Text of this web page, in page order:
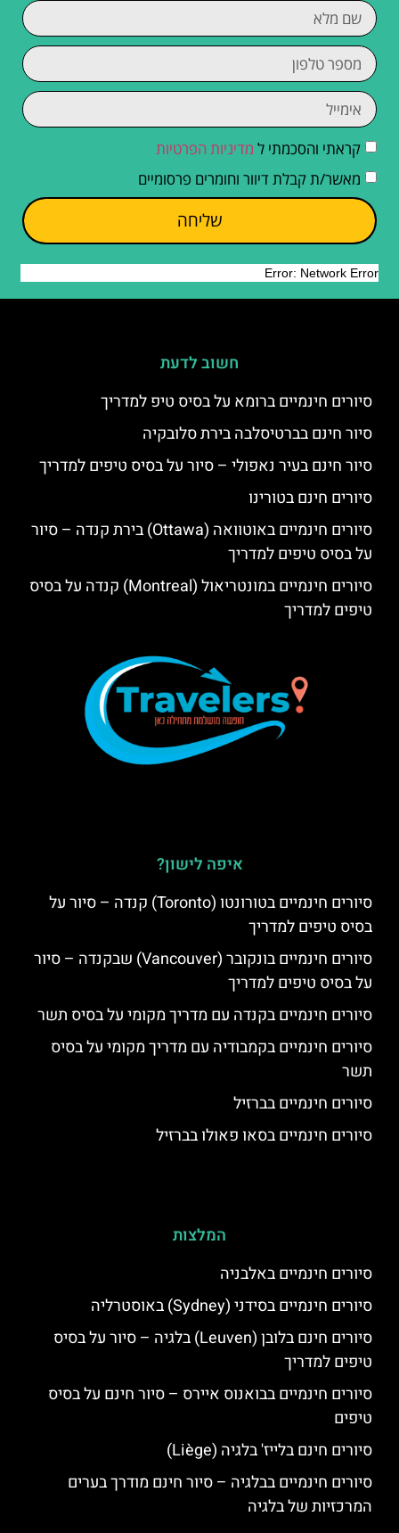
קראתי והסכמתי ל מדיניות הפרטיות
מאשר/ת קבלת דיוור וחומרים פרסומיים
שליחה
חשוב לדעת
סיורים חינמיים ברומא על בסיס טיפ למדריך
סיור חינם בברטיסלבה בירת סלובקיה
סיור חינם בעיר נאפולי – סיור על בסיס טיפים למדריך
סיורים חינם בטורינו
סיורים חינמיים באוטוואה (Ottawa) בירת קנדה – סיור
על בסיס טיפים למדריך
סיורים חינמיים במונטריאול (Montreal) קנדה על בסיס
טיפים למדריך
איפה לישון?
סיורים חינמיים בטורונטו (Toronto) קנדה – סיור על
בסיס טיפים למדריך
סיורים חינמיים בונקובר (Vancouver) שבקנדה – סיור
על בסיס טיפים למדריך
סיורים חינמיים בקנדה עם מדריך מקומי על בסיס תשר
סיורים חינמיים בקמבודיה עם מדריך מקומי על בסיס
תשר
סיורים חינמיים בברזיל
סיורים חינמיים בסאו פאולו בברזיל
המלצות
סיורים חינמיים באלבניה
סיורים חינמיים בסידני (Sydney) באוסטרליה
סיורים חינם בלובן (Leuven) בלגיה – סיור על בסיס
טיפים למדריך
סיורים חינמיים בבואנוס איירס – סיור חינם על בסיס
טיפים
סיורים חינם בלייז' בלגיה (Liège)
סיורים חינמיים בבלגיה – סיור חינם מודרך בערים
המרכזיות של בלגיה